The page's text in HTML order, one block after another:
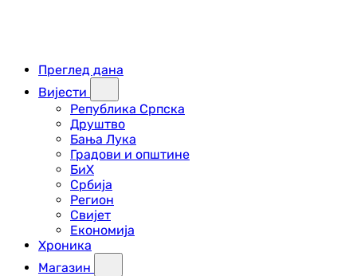
Преглед дана
Вијести
Република Српска
Друштво
Бања Лука
Градови и општине
БиХ
Србија
Регион
Свијет
Економија
Хроника
Магазин